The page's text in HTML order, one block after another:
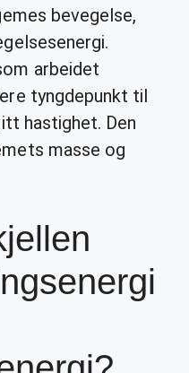
bevegelse,
arbeidet
tyngdepunkt til
hastighet. Den
masse og